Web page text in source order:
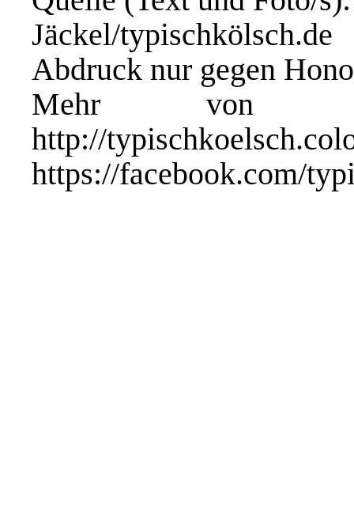
Jäckel/typischkölsch.de
Abdruck nur gegen
Mehr von
http://
https://facebook.com/